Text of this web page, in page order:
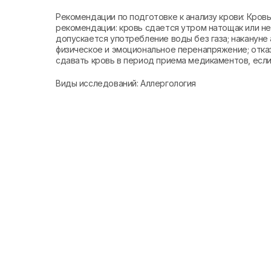
Рекомендации по подготовке к анализу крови:
рекомендации: кровь сдается утром натощак или
допускается употребление воды без газа;
физическое и эмоциональное перенапряжение;
сдавать кровь в период приема медикаментов,
Виды исследований: Аллергология